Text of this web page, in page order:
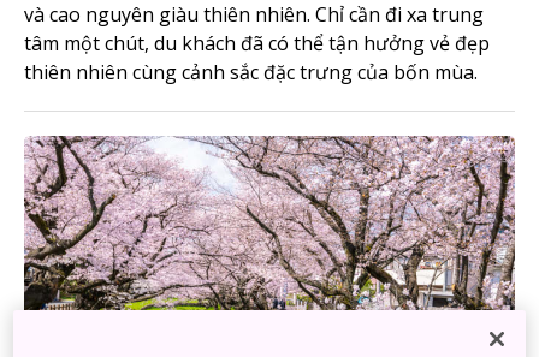
và cao nguyên giàu thiên nhiên. Chỉ cần đi xa trung
tâm một chút, du khách đã có thể tận hưởng vẻ đẹp
thiên nhiên cùng cảnh sắc đặc trưng của bốn mùa.